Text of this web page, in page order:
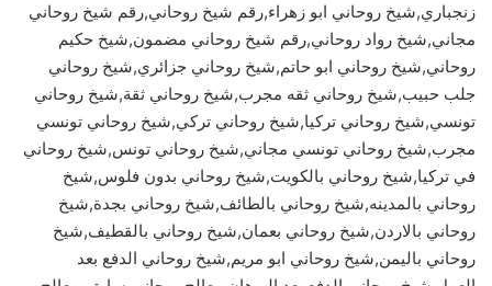
زنجباري,شيخ روحاني ابو زهراء,رقم شيخ روحاني,رقم شيخ روحاني
مجاني,شيخ رواد روحاني,رقم شيخ روحاني مضمون,شيخ حكيم
روحاني,شيخ روحاني ابو حاتم,شيخ روحاني جزائري,شيخ روحاني
جلب حبيب,شيخ روحاني ثقه مجرب,شيخ روحاني ثقة,شيخ روحاني
تونسي,شيخ روحاني تركيا,شيخ روحاني تركي,شيخ روحاني تونسي
مجرب,شيخ روحاني تونسي مجاني,شيخ روحاني تونس,شيخ روحاني
في تركيا,شيخ روحاني بالكويت,شيخ روحاني بدون فلوس,شيخ
روحاني بالمدينه,شيخ روحاني بالطائف,شيخ روحاني بجدة,شيخ
روحاني بالاردن,شيخ روحاني بعمان,شيخ روحاني بالقطيف,شيخ
روحاني باليمن,شيخ روحاني ابو مريم,شيخ روحاني الدفع بعد